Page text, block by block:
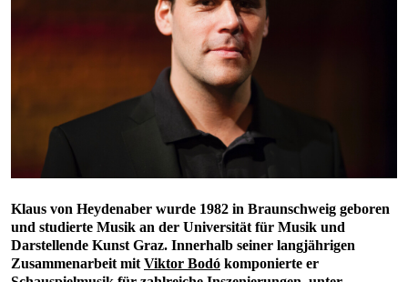
Klaus von Heydenaber wurde 1982 in Braunschweig geboren
und studierte Musik an der Universität für Musik und
Darstellende Kunst Graz. Innerhalb seiner langjährigen
Zusammenarbeit mit Viktor Bodó komponierte er